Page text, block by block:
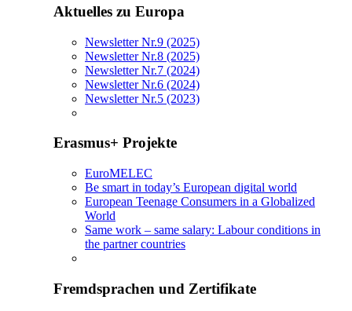
Aktuelles zu Europa
Newsletter Nr.9 (2025)
Newsletter Nr.8 (2025)
Newsletter Nr.7 (2024)
Newsletter Nr.6 (2024)
Newsletter Nr.5 (2023)
Erasmus+ Projekte
EuroMELEC
Be smart in today’s European digital world
European Teenage Consumers in a Globalized
World
Same work – same salary: Labour conditions in
the partner countries
Fremdsprachen und Zertifikate